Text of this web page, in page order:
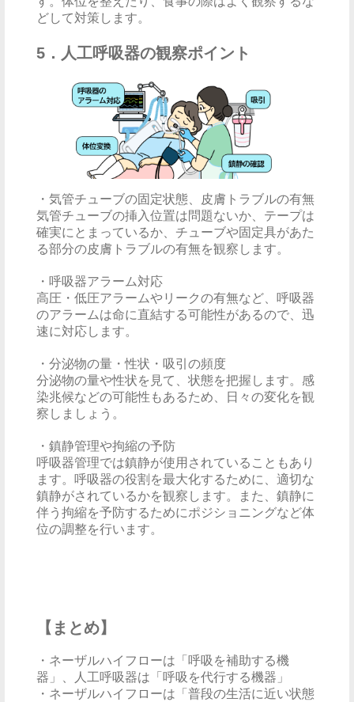
どして対策します。
5．人工呼吸器の観察ポイント
・気管チューブの固定状態、皮膚トラブルの有無
気管チューブの挿入位置は問題ないか、テープは
確実にとまっているか、チューブや固定具があた
る部分の皮膚トラブルの有無を観察します。
・呼吸器アラーム対応
高圧・低圧アラームやリークの有無など、呼吸器
のアラームは命に直結する可能性があるので、迅
速に対応します。
・分泌物の量・性状・吸引の頻度
分泌物の量や性状を見て、状態を把握します。感
染兆候などの可能性もあるため、日々の変化を観
察しましょう。
・鎮静管理や拘縮の予防
呼吸器管理では鎮静が使用されていることもあり
ます。呼吸器の役割を最大化するために、適切な
鎮静がされているかを観察します。また、鎮静に
伴う拘縮を予防するためにポジショニングなど体
位の調整を行います。
【まとめ】
・ネーザルハイフローは「呼吸を補助する機
器」、人工呼吸器は「呼吸を代行する機器」
・ネーザルハイフローは「普段の生活に近い状態